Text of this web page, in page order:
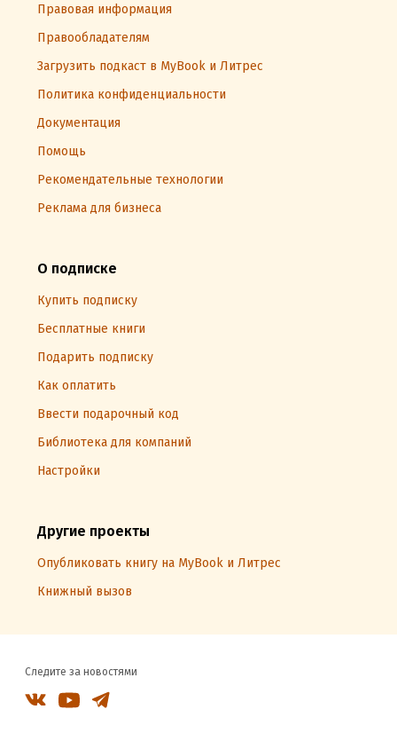
Правовая информация
Правообладателям
Загрузить подкаст в MyBook и Литрес
Политика конфиденциальности
Документация
Помощь
Рекомендательные технологии
Реклама для бизнеса
О подписке
Купить подписку
Бесплатные книги
Подарить подписку
Как оплатить
Ввести подарочный код
Библиотека для компаний
Настройки
Другие проекты
Опубликовать книгу на MyBook и Литрес
Книжный вызов
Следите за новостями